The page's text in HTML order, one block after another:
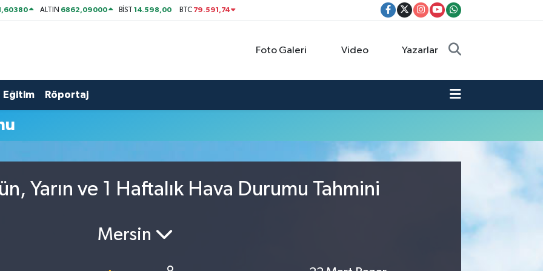
ALTIN 6862,09000 BİST14.598,00 BTC 79.591,74
Foto Galeri Video Yazarlar
Eğitim Röportaj
Yarın ve 1 Haftalık Hava Durumu Tahmini
Mersin